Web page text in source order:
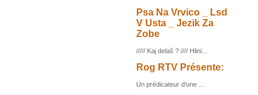
Psa Na Vrvico _ Lsd
V Usta _ Jezik Za
Zobe
///// Kaj delaš ? //// Hlini...
Rog RTV Présente:
Un prédicateur d'une ...